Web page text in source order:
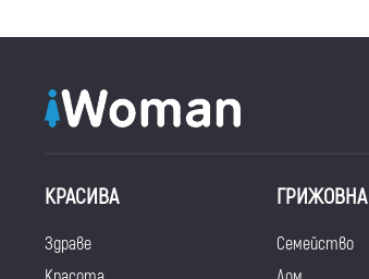
КРАСИВА
Здраве
ГРИЖОВНА
Семейство